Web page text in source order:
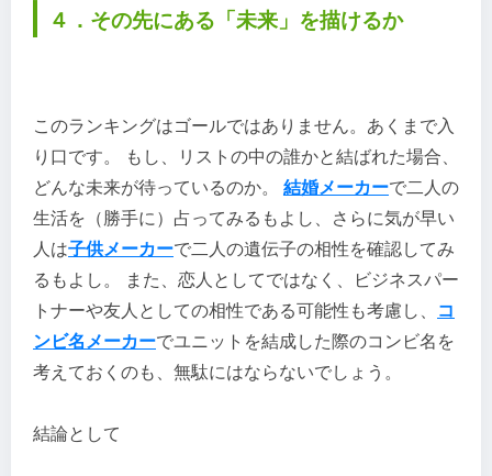
４．その先にある「未来」を描けるか
このランキングはゴールではありません。あくまで入
り口です。 もし、リストの中の誰かと結ばれた場合、
どんな未来が待っているのか。 結婚メーカーで二人の
生活を（勝手に）占ってみるもよし、さらに気が早い
人は子供メーカーで二人の遺伝子の相性を確認してみ
るもよし。 また、恋人としてではなく、ビジネスパー
トナーや友人としての相性である可能性も考慮し、 コ
ンビ名メーカーでユニットを結成した際のコンビ名を
考えておくのも、無駄にはならないでしょう。
結論として